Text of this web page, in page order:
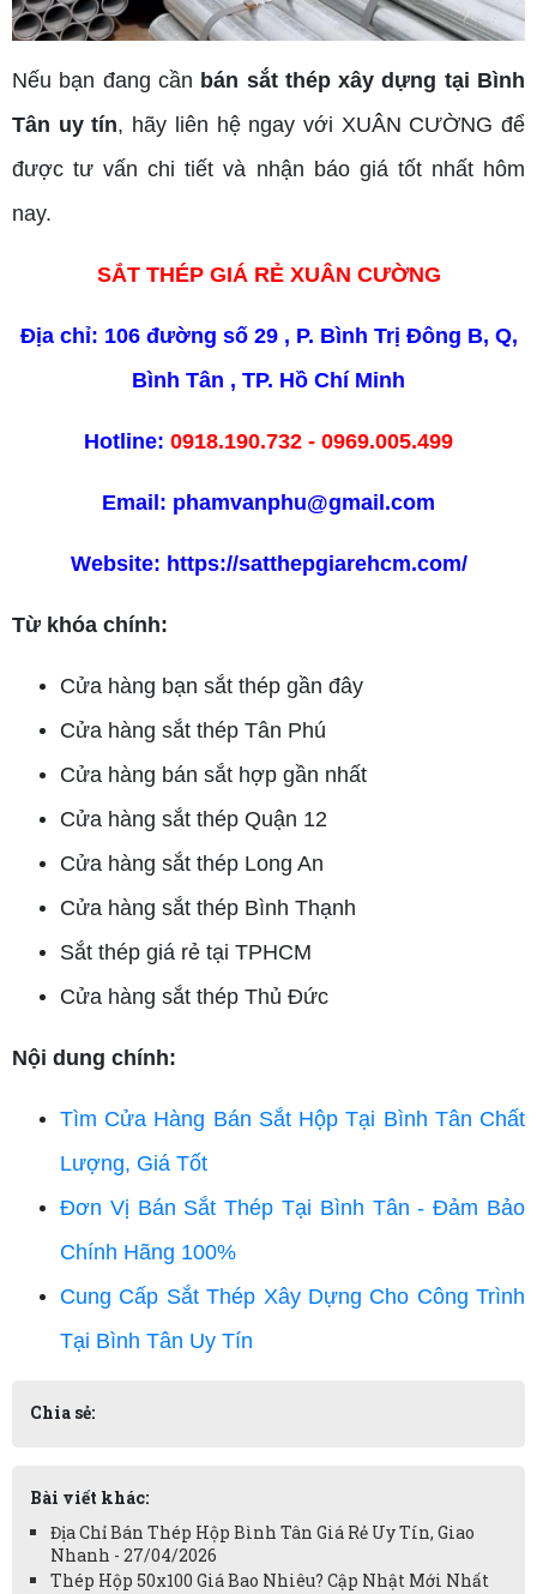
Nếu bạn đang cần bán sắt thép xây dựng tại Bình
Tân uy tín, hãy liên hệ ngay với XUÂN CƯỜNG để
được tư vấn chi tiết và nhận báo giá tốt nhất hôm
nay.
SẮT THÉP GIÁ RẺ XUÂN CƯỜNG
Địa chỉ: 106 đường số 29 , P. Bình Trị Đông B, Q,
Bình Tân , TP. Hồ Chí Minh
Hotline: 0918.190.732 - 0969.005.499
Email: phamvanphu@gmail.com
Website: https://satthepgiarehcm.com/
Từ khóa chính:
Cửa hàng bạn sắt thép gần đây
Cửa hàng sắt thép Tân Phú
Cửa hàng bán sắt hợp gần nhất
Cửa hàng sắt thép Quận 12
Cửa hàng sắt thép Long An
Cửa hàng sắt thép Bình Thạnh
Sắt thép giá rẻ tại TPHCM
Cửa hàng sắt thép Thủ Đức
Nội dung chính:
Tìm Cửa Hàng Bán Sắt Hộp Tại Bình Tân Chất
Lượng, Giá Tốt
Đơn Vị Bán Sắt Thép Tại Bình Tân - Đảm Bảo
Chính Hãng 100%
Cung Cấp Sắt Thép Xây Dựng Cho Công Trình
Tại Bình Tân Uy Tín
Chia sẻ:
Bài viết khác:
Địa Chỉ Bán Thép Hộp Bình Tân Giá Rẻ Uy Tín, Giao
Nhanh - 27/04/2026
Thép Hộp 50x100 Giá Bao Nhiêu? Cập Nhật Mới Nhất